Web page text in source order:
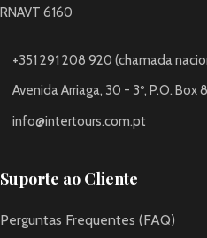
RNAVT 6160
+351 291 208 920 (chamada
Avenida Arriaga, 30 - 3º, P.O.
info@intertours.com.pt
Suporte ao Cliente
Perguntas Frequentes (FAQ)